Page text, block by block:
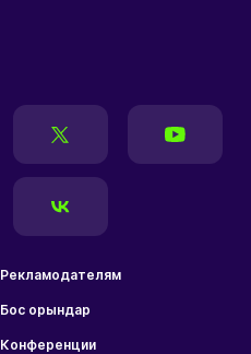
Рекламодателям
Бос орындар
Конференции